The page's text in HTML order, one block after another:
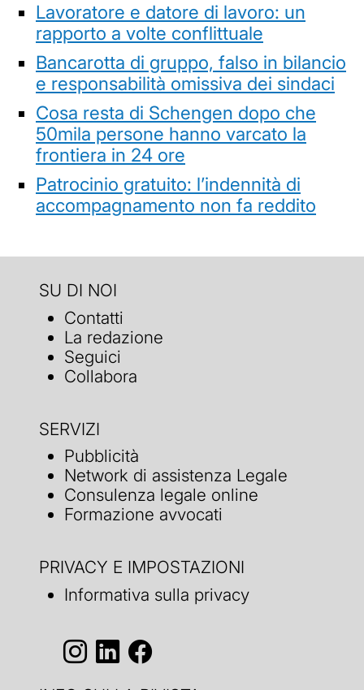
Lavoratore e datore di lavoro: un
rapporto a volte conflittuale
Bancarotta di gruppo, falso in bilancio
e responsabilità omissiva dei sindaci
Cosa resta di Schengen dopo che
50mila persone hanno varcato la
frontiera in 24 ore
Patrocinio gratuito: l’indennità di
accompagnamento non fa reddito
SU DI NOI
Contatti
La redazione
Seguici
Collabora
SERVIZI
Pubblicità
Network di assistenza Legale
Consulenza legale online
Formazione avvocati
PRIVACY E IMPOSTAZIONI
Informativa sulla privacy